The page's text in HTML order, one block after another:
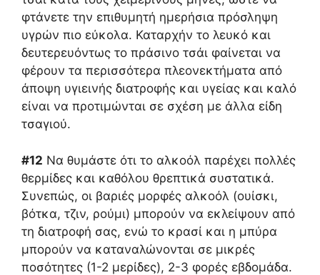
φτάνετε την επιθυμητή ημερήσια πρόσληψη
υγρών πιο εύκολα. Καταρχήν το λευκό και
δευτερευόντως το πράσινο τσάι φαίνεται να
φέρουν τα περισσότερα πλεονεκτήματα από
άποψη υγιεινής διατροφής και υγείας και καλό
είναι να προτιμώνται σε σχέση με άλλα είδη
τσαγιού.
#12 Να θυμάστε ότι το αλκοόλ παρέχει πολλές
θερμίδες και καθόλου θρεπτικά συστατικά.
Συνεπώς, οι βαριές μορφές αλκοόλ (ουίσκι,
βότκα, τζιν, ρούμι) μπορούν να εκλείψουν από
τη διατροφή σας, ενώ το κρασί και η μπύρα
μπορούν να καταναλώνονται σε μικρές
ποσότητες (1-2 μερίδες), 2-3 φορές εβδομάδα.